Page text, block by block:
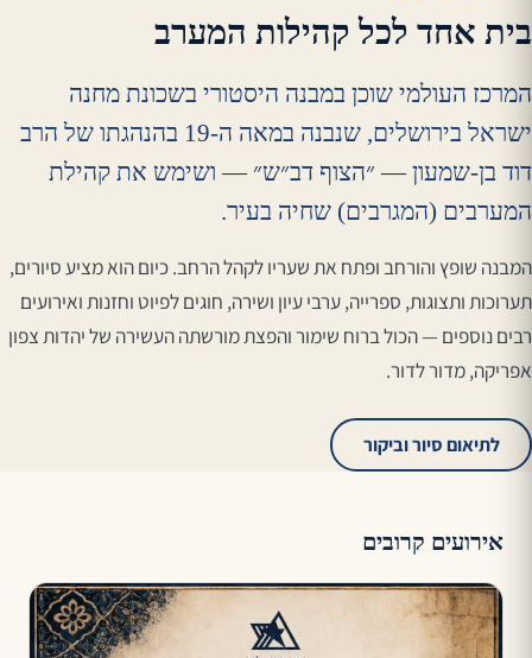
בית אחד לכל קהילות המערב
המרכז העולמי שוכן במבנה היסטורי בשכונת מחנה
ישראל בירושלים, שנבנה במאה ה-19 בהנהגתו של הרב
דוד בן-שמעון — ״הצוף דב״ש״ — ושימש את קהילת
המערבים (המגרבים) שחיה בעיר.
המבנה שופץ והורחב ופתח את שעריו לקהל הרחב. כיום הוא מציע סיורים,
תערוכות ותצוגות, ספרייה, ערבי עיון ושירה, חוגים לפיוט וחזנות ואירועים
רבים נוספים — הכול ברוח שימור והפצת מורשתה העשירה של יהדות צפון
אפריקה, מדור לדור.
לתיאום סיור וביקור
אירועים קרובים